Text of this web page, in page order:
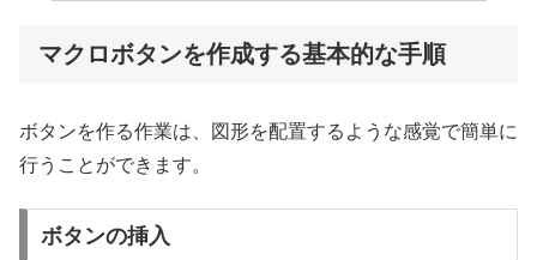
マクロボタンを作成する基本的な手順
ボタンを作る作業は、図形を配置するような感覚で簡単に
行うことができます。
ボタンの挿入